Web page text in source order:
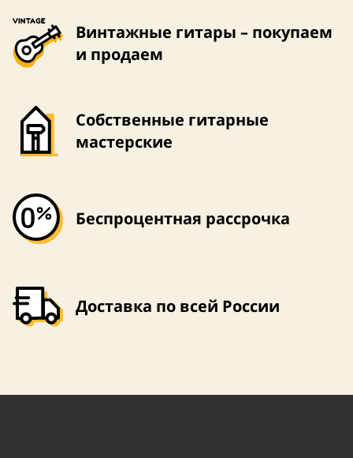
Винтажные гитары – покупаем
и продаем
Собственные гитарные
мастерские
Беспроцентная рассрочка
Доставка по всей России